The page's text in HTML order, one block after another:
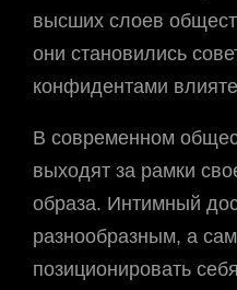
высших слоев
они становились
конфидентами
В современном
выходят за рамки
образа. Интимный
разнообразным, а
позиционировать